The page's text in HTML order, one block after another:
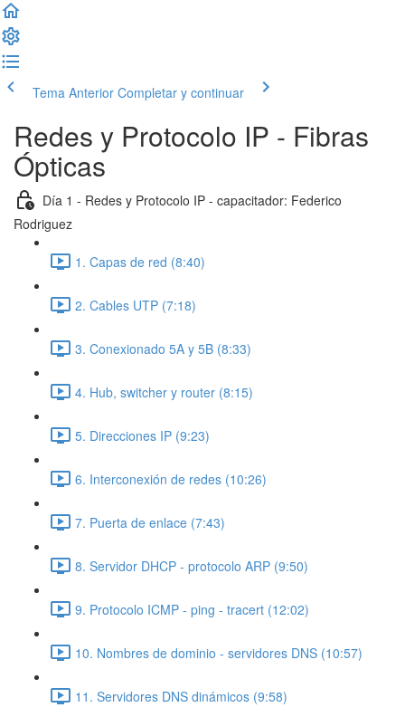
Tema Anterior Completar y continuar
Redes y Protocolo IP - Fibras
Ópticas
Día 1 - Redes y Protocolo IP - capacitador: Federico
Rodriguez
1. Capas de red (8:40)
2. Cables UTP (7:18)
3. Conexionado 5A y 5B (8:33)
4. Hub, switcher y router (8:15)
5. Direcciones IP (9:23)
6. Interconexión de redes (10:26)
7. Puerta de enlace (7:43)
8. Servidor DHCP - protocolo ARP (9:50)
9. Protocolo ICMP - ping - tracert (12:02)
10. Nombres de dominio - servidores DNS (10:57)
11. Servidores DNS dinámicos (9:58)